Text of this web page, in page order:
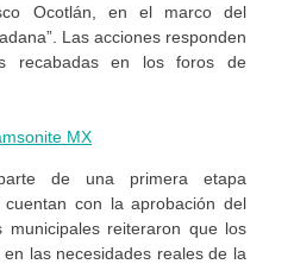
Ocotlán, en el marco del
Las acciones responden
recabadas en los foros de
de una primera etapa
con la aprobación del
municipales reiteraron que los
las necesidades reales de la